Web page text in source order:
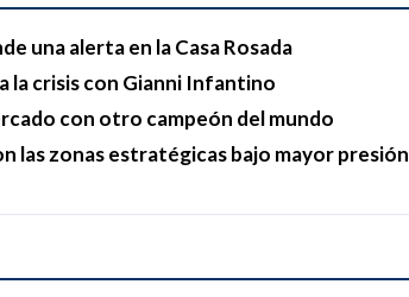
una alerta en la Casa Rosada
la crisis con Gianni Infantino
con otro campeón del mundo
las zonas estratégicas bajo mayor presión